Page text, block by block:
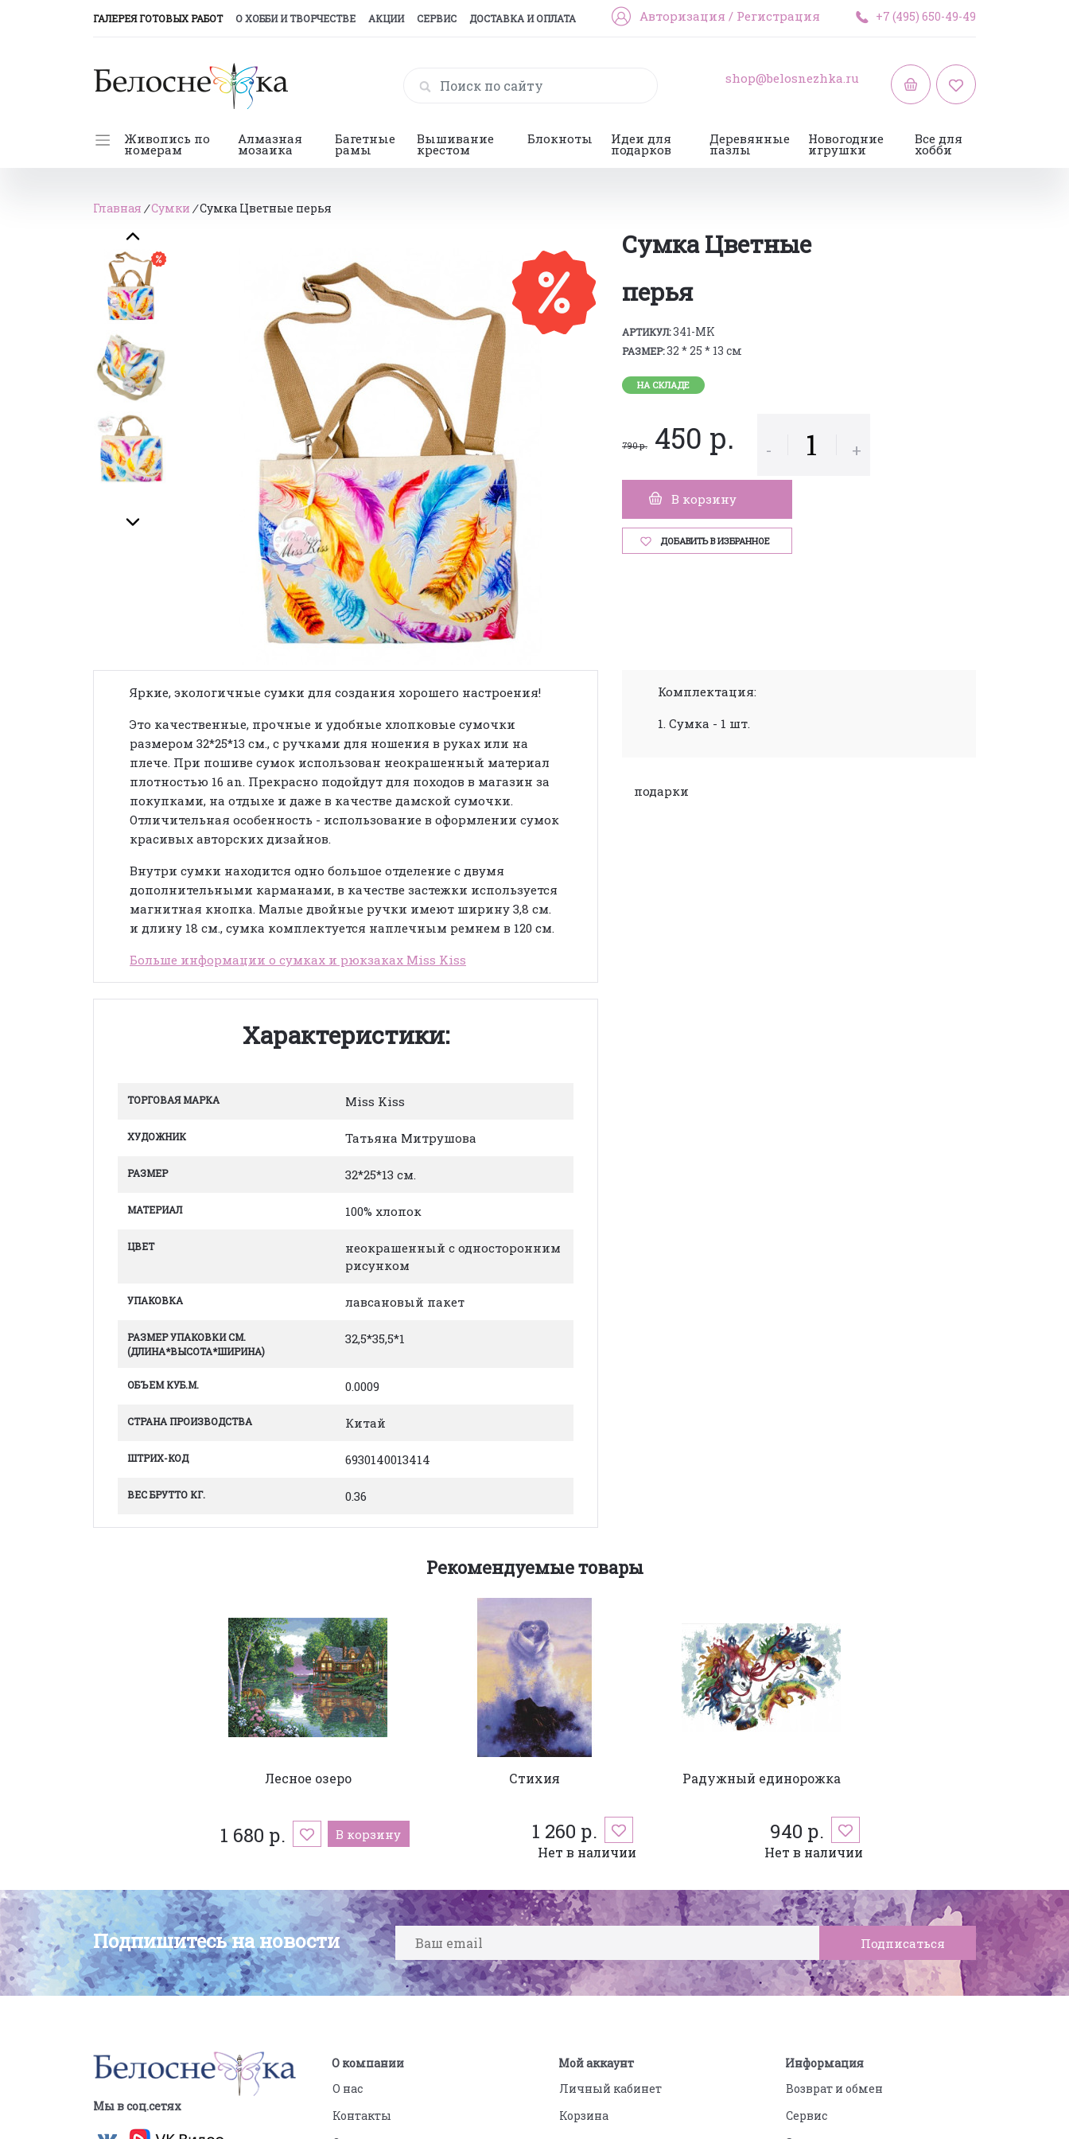
ГАЛЕРЕЯ ГОТОВЫХ РАБОТ(CURRENT)
О ХОББИ И ТВОРЧЕСТВЕ АКЦИИ СЕРВИС ДОСТАВКА И ОПЛАТА Авторизация / Регистрация +7 (495) 650-49-49
shop@belosnezhka.ru
Живопись по
номерам
Алмазная
мозаика
Багетные
рамы
Вышивание
крестом
Блокноты Идеи для
подарков
Деревянные
пазлы
Новогодние
игрушки
Все для
хобби
Главная /Сумки /Сумка Цветные перья
Сумка Цветные
перья
АРТИКУЛ:341-MK
РАЗМЕР:32 * 25 * 13 см
НА СКЛАДЕ
790 р. 450 р. - +
В корзину
ДОБАВИТЬ В ИЗБРАННОЕ
Яркие, экологичные сумки для создания хорошего настроения!
Это качественные, прочные и удобные хлопковые сумочки
размером 32*25*13 см., с ручками для ношения в руках или на
плече. При пошиве сумок использован неокрашенный материал
плотностью 16 an. Прекрасно подойдут для походов в магазин за
покупками, на отдыхе и даже в качестве дамской сумочки.
Отличительная особенность - использование в оформлении сумок
красивых авторских дизайнов.
Внутри сумки находится одно большое отделение с двумя
дополнительными карманами, в качестве застежки используется
магнитная кнопка. Малые двойные ручки имеют ширину 3,8 см.
и длину 18 см., сумка комплектуется наплечным ремнем в 120 см.
Больше информации о сумках и рюкзаках Miss Kiss
Характеристики:
ТОРГОВАЯ МАРКА Miss Kiss
ХУДОЖНИК Татьяна Митрушова
РАЗМЕР 32*25*13 см.
МАТЕРИАЛ 100% хлопок
ЦВЕТ
неокрашенный с односторонним
рисунком
УПАКОВКА лавсановый пакет
РАЗМЕР УПАКОВКИ СМ.
(ДЛИНА*ВЫСОТА*ШИРИНА)
32,5*35,5*1
ОБЪЕМ КУБ.М. 0.0009
СТРАНА ПРОИЗВОДСТВА Китай
ШТРИХ-КОД 6930140013414
ВЕС БРУТТО КГ. 0.36
Комплектация:
1. Сумка - 1 шт.
подарки
Рекомендуемые товары
Лесное озеро
1 680 р. В корзину
Стихия
1 260 р.
Нет в наличии
Радужный единорожка
940 р.
Нет в наличии
Подпишитесь на новости
Мы в соц.сетях
О компании
О нас
Контакты
Мой аккаунт
Личный кабинет
Корзина
Информация
Возврат и обмен
Сервис